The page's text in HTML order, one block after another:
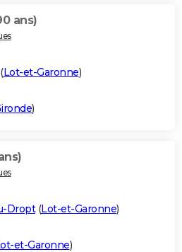
ans)
(Lot-et-Garonne)
)
Dropt(Lot-et-Garonne)
et-Garonne)